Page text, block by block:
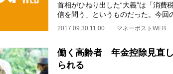
首相がひねり出した“大義”は「消費
信を問う」というものだった。今回
2017.09.30 11:00 マネーポストWEB
働く高齢者 年金控除見直
られる